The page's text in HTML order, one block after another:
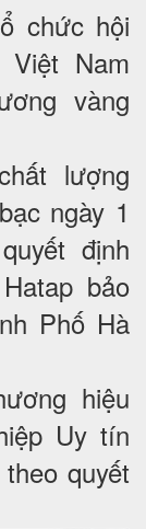
chức hội
Nam
vàng
lượng
ngày 1
định
bảo
Phố Hà
hiệu
Uy tín
quyết